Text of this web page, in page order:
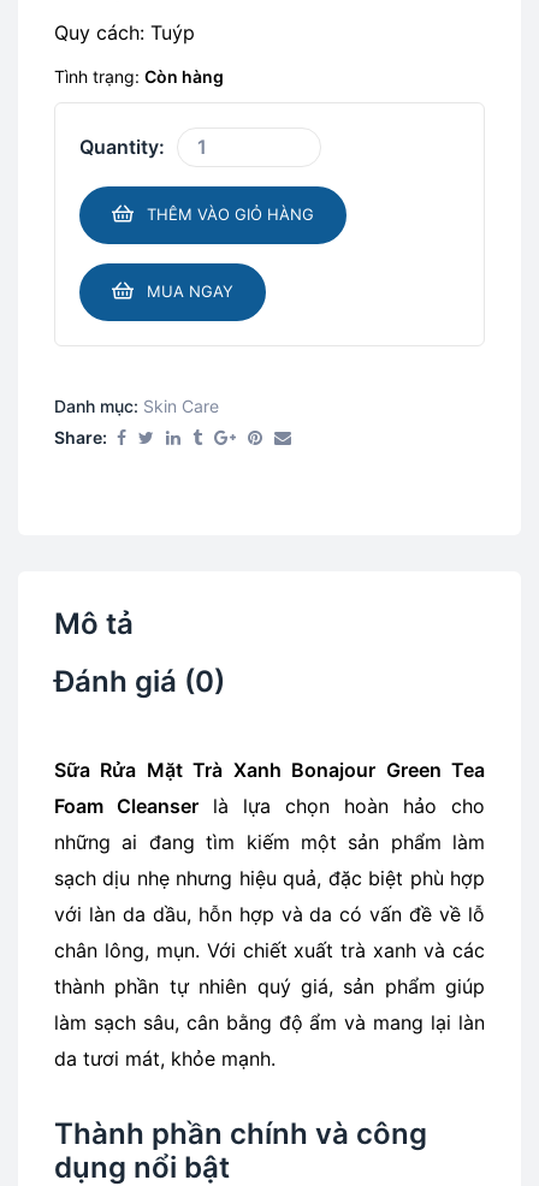
Quy cách: Tuýp
Tình trạng: Còn hàng
Quantity:
THÊM VÀO GIỎ HÀNG
MUA NGAY
Danh mục: Skin Care​
Share:
Mô tả
Đánh giá (0)
Sữa Rửa Mặt Trà Xanh Bonajour Green Tea
Foam Cleanser là lựa chọn hoàn hảo cho
những ai đang tìm kiếm một sản phẩm làm
sạch dịu nhẹ nhưng hiệu quả, đặc biệt phù hợp
với làn da dầu, hỗn hợp và da có vấn đề về lỗ
chân lông, mụn. Với chiết xuất trà xanh và các
thành phần tự nhiên quý giá, sản phẩm giúp
làm sạch sâu, cân bằng độ ẩm và mang lại làn
da tươi mát, khỏe mạnh.
Thành phần chính và công
dụng nổi bật